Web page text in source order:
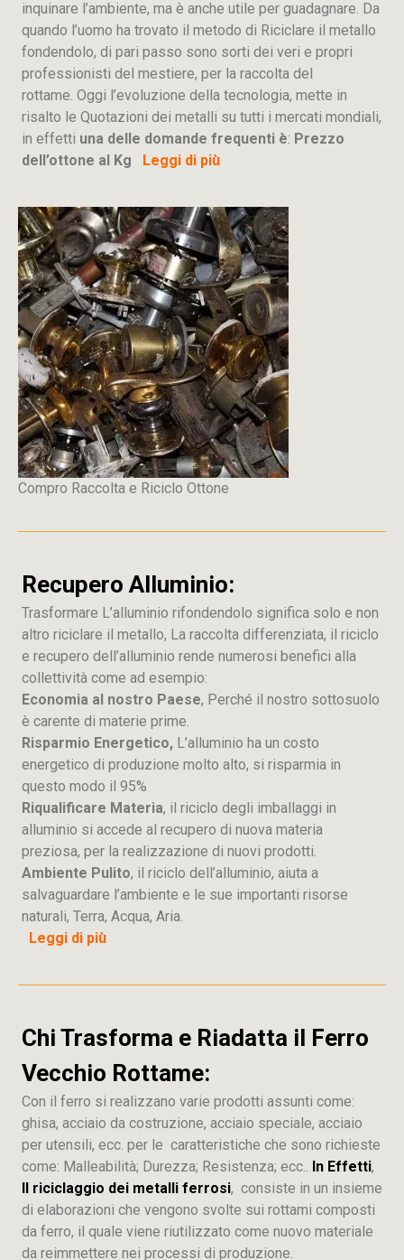
inquinare l’ambiente, ma è anche utile per guadagnare. Da
quando l’uomo ha trovato il metodo di Riciclare il metallo
fondendolo, di pari passo sono sorti dei veri e propri
professionisti del mestiere, per la raccolta del
rottame. Oggi l’evoluzione della tecnologia, mette in
risalto le Quotazioni dei metalli su tutti i mercati mondiali,
in effetti una delle domande frequenti è: Prezzo
dell’ottone al Kg Leggi di più
Compro Raccolta e Riciclo Ottone
Recupero Alluminio:
Trasformare L’alluminio rifondendolo significa solo e non
altro riciclare il metallo, La raccolta differenziata, il riciclo
e recupero dell’alluminio rende numerosi benefici alla
collettività come ad esempio:
Economia al nostro Paese, Perché il nostro sottosuolo
è carente di materie prime.
Risparmio Energetico, L’alluminio ha un costo
energetico di produzione molto alto, si risparmia in
questo modo il 95%
Riqualificare Materia, il riciclo degli imballaggi in
alluminio si accede al recupero di nuova materia
preziosa, per la realizzazione di nuovi prodotti.
Ambiente Pulito, il riciclo dell’alluminio, aiuta a
salvaguardare l’ambiente e le sue importanti risorse
naturali, Terra, Acqua, Aria.
Leggi di più
Chi Trasforma e Riadatta il Ferro
Vecchio Rottame:
Con il ferro si realizzano varie prodotti assunti come:
ghisa, acciaio da costruzione, acciaio speciale, acciaio
per utensili, ecc. per le caratteristiche che sono richieste
come: Malleabilità; Durezza; Resistenza; ecc.. In Effetti,
Il riciclaggio dei metalli ferrosi, consiste in un insieme
di elaborazioni che vengono svolte sui rottami composti
da ferro, il quale viene riutilizzato come nuovo materiale
da reimmettere nei processi di produzione.